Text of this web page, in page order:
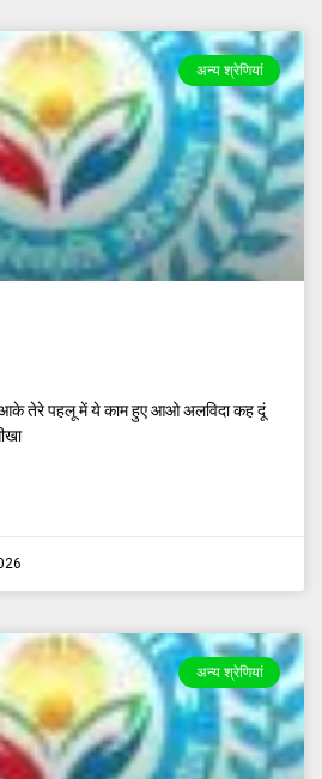
अन्य श्रेणियां
तेरे पहलू में ये काम हुए आओ अलविदा कह दूं
अन्य श्रेणियां